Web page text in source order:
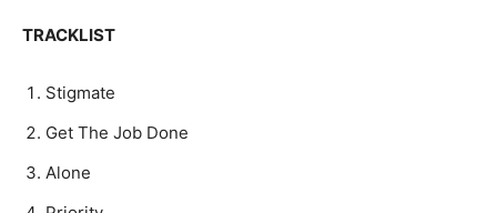
TRACKLIST
Stigmate
Get The Job Done
Alone